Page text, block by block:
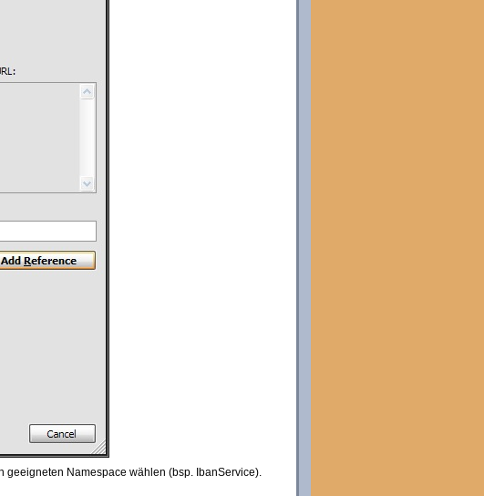
geeigneten Namespace wählen (bsp. IbanService).